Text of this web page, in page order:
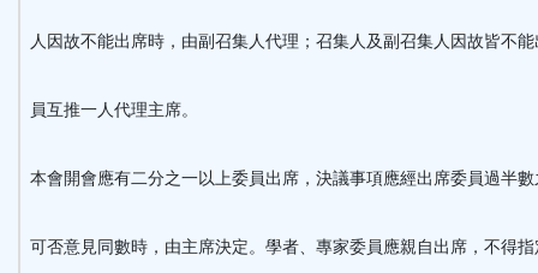
人因故不能出席時，由副召集人代理；召集人及副召集人因故皆不
員互推一人代理主席。
本會開會應有二分之一以上委員出席，決議事項應經出席委員過半
可否意見同數時，由主席決定。學者、專家委員應親自出席，不得